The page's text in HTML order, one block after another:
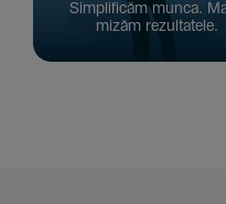
Simpli­ficăm munca.
mizăm rezul­ta­tele.